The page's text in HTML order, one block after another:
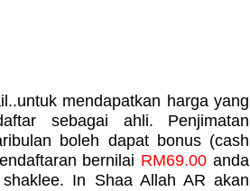
mendapatkan harga yang
sebagai ahli. Penjimatan
boleh dapat bonus (cash
bernilai RM69.00 anda
In Shaa Allah AR akan